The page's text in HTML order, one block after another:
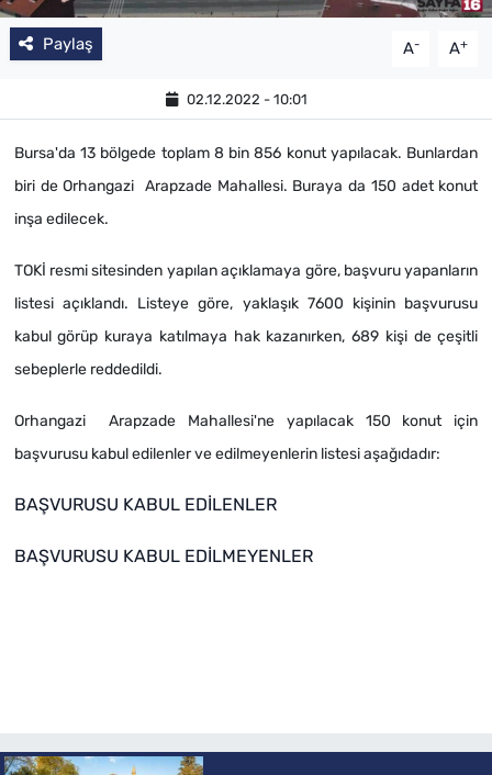
Paylaş A- A+
02.12.2022 - 10:01
Bursa'da 13 bölgede toplam 8 bin 856 konut yapılacak. Bunlardan
biri de Orhangazi Arapzade Mahallesi. Buraya da 150 adet konut
inşa edilecek.
TOKİ resmi sitesinden yapılan açıklamaya göre, başvuru yapanların
listesi açıklandı. Listeye göre, yaklaşık 7600 kişinin başvurusu
kabul görüp kuraya katılmaya hak kazanırken, 689 kişi de çeşitli
sebeplerle reddedildi.
Orhangazi Arapzade Mahallesi'ne yapılacak 150 konut için
başvurusu kabul edilenler ve edilmeyenlerin listesi aşağıdadır:
BAŞVURUSU KABUL EDİLENLER
BAŞVURUSU KABUL EDİLMEYENLER